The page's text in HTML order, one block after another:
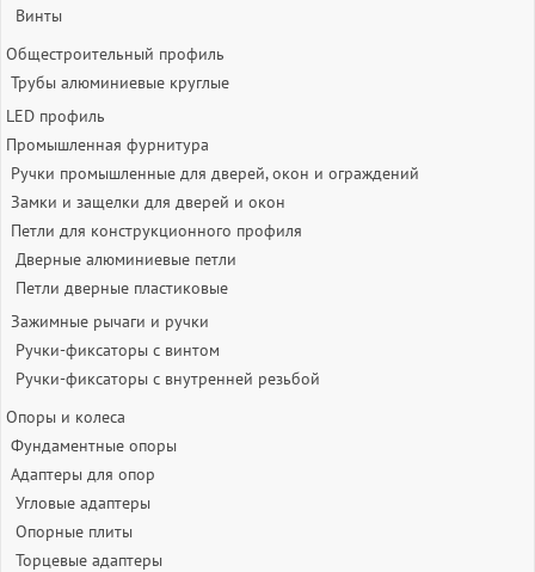
Винты
Общестроительный профиль
Трубы алюминиевые круглые
LED профиль
Промышленная фурнитура
Ручки промышленные для дверей, окон и ограждений
Замки и защелки для дверей и окон
Петли для конструкционного профиля
Дверные алюминиевые петли
Петли дверные пластиковые
Зажимные рычаги и ручки
Ручки-фиксаторы c винтом
Ручки-фиксаторы c внутренней резьбой
Опоры и колеса
Фундаментные опоры
Адаптеры для опор
Угловые адаптеры
Опорные плиты
Торцевые адаптеры